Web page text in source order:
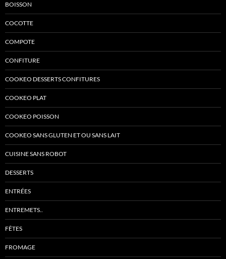
BOISSON
COCOTTE
COMPOTE
CONFITURE
COOKEO DESSERTS CONFITURES
COOKEO PLAT
COOKEO POISSON
COOKEO SANS GLUTEN ET OU SANS LAIT
CUISINE SANS ROBOT
DESSERTS
ENTRÉES
ENTREMETS..
FÊTES
FROMAGE